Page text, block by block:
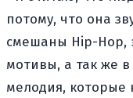
потому, что она
смешаны Hip-Hop,
мотивы, а так же
мелодия, которые